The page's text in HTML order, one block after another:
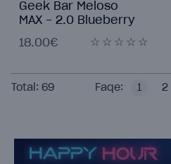
Geek Bar Meloso
MAX - 2.0 Blueberry
18.00€
Total: 69 Faqe: 1 2